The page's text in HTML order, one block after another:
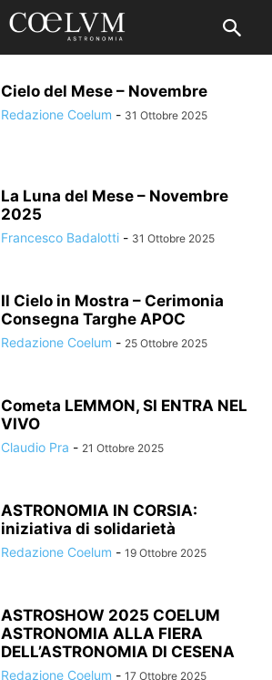
Cielo del Mese – Novembre
Redazione Coelum - 31 Ottobre 2025
La Luna del Mese – Novembre
2025
Francesco Badalotti - 31 Ottobre 2025
Il Cielo in Mostra – Cerimonia
Consegna Targhe APOC
Redazione Coelum - 25 Ottobre 2025
Cometa LEMMON, SI ENTRA NEL
VIVO
Claudio Pra - 21 Ottobre 2025
ASTRONOMIA IN CORSIA:
iniziativa di solidarietà
Redazione Coelum - 19 Ottobre 2025
ASTROSHOW 2025 COELUM
ASTRONOMIA ALLA FIERA
DELL’ASTRONOMIA DI CESENA
Redazione Coelum - 17 Ottobre 2025